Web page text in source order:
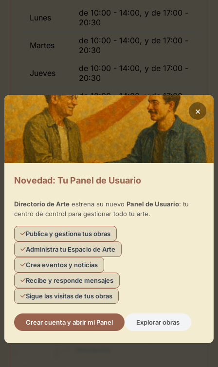
Lunes
de 10:00 - 14:00, y de 17:00 -
20:30
Martes
de 10:00 - 14:00, y de 17:00 -
20:30
Jueves
de 10:00 - 14:00, y de 17:00 -
20:30
Viernes
de 10:00 - 14:00, y de 17:00 -
20:30
Domingo
de -
Retratos Gloria
−
Toca el mapa para interactuar
×
Novedad: Tu Panel de Usuario
Directorio de Arteestrena su nuevo Panel de Usuario: tu
centro de control para gestionar todo tu arte.
Publica y gestiona tus obras
Administra tu Espacio de Arte
Crea eventos y noticias
Recibe y responde mensajes
Sigue las visitas de tus obras
Crear cuenta y abrir mi Panel Explorar obras